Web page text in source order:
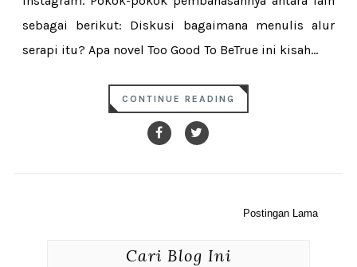
sebagai berikut: Diskusi bagaimana menulis alur
serapi itu? Apa novel Too Good To BeTrue ini kisah...
CONTINUE READING
Postingan Lama
Cari Blog Ini